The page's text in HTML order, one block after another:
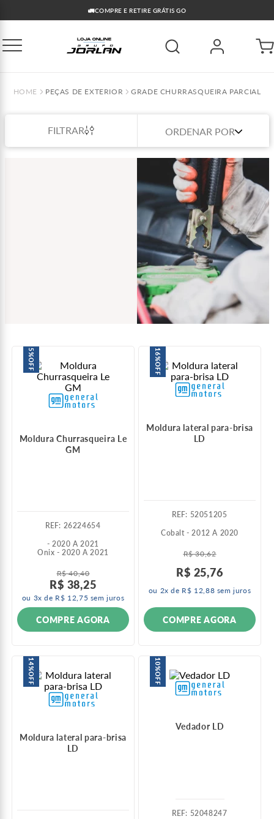
🚛COMPRE E RETIRE GRÁTIS GO
PEÇAS DE EXTERIOR GRADE CHURRASQUEIRA PARCIAL
FILTRAR ORDENAR POR
5%
OFF
Moldura Churrasqueira Le
GM
: 26224654
- 2020 A 2021
Onix - 2020 A 2021
R$ 40,40
R$ 38,25
ou 3x de R$ 12,75 sem juros
COMPRE AGORA
16%
OFF
Moldura lateral para-brisa
LD
: 52051205
Cobalt - 2012 A 2020
R$ 30,62
R$ 25,76
ou 2x de R$ 12,88 sem juros
COMPRE AGORA
14%
OFF
Moldura lateral para-brisa
LD
10%
OFF
Vedador LD
: 52048247